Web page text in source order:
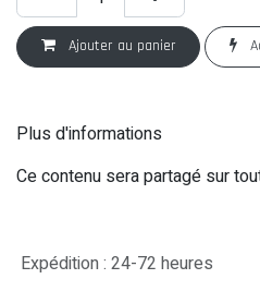
Ajouter au panier
Plus d'informations
Ce contenu sera partagé sur
Expédition : 24-72 heures